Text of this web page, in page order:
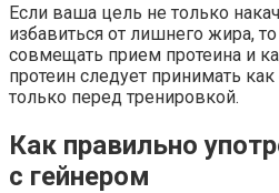
Если ваша цель не только
избавиться от лишнего жира,
совмещать прием протеина и
протеин следует принимать
только перед тренировкой.
Как правильно
с гейнером